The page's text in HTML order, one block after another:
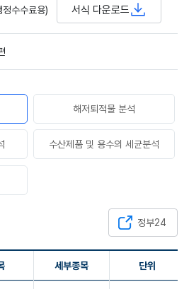
정수수료용)
서식 다운로드
해저퇴적물 분석
수산제품 및 용수의 세균분석
정부24
세부종목 단위